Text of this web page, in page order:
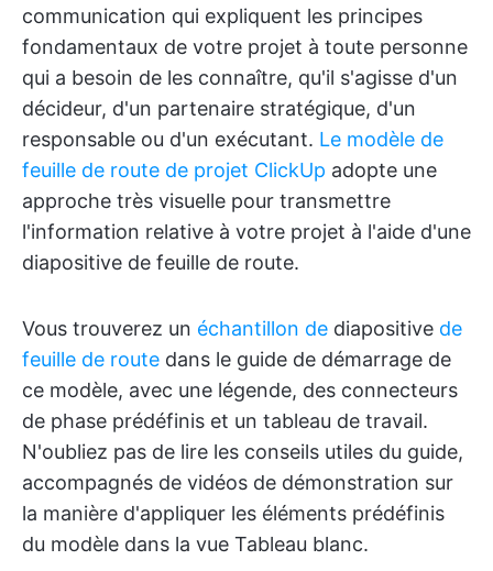
communication qui expliquent les principes
fondamentaux de votre projet à toute personne
qui a besoin de les connaître, qu'il s'agisse d'un
décideur, d'un partenaire stratégique, d'un
responsable ou d'un exécutant. Le modèle de
feuille de route de projet ClickUp adopte une
approche très visuelle pour transmettre
l'information relative à votre projet à l'aide d'une
diapositive de feuille de route.
Vous trouverez un échantillon de diapositive de
feuille de route dans le guide de démarrage de
ce modèle, avec une légende, des connecteurs
de phase prédéfinis et un tableau de travail.
N'oubliez pas de lire les conseils utiles du guide,
accompagnés de vidéos de démonstration sur
la manière d'appliquer les éléments prédéfinis
du modèle dans la vue Tableau blanc.